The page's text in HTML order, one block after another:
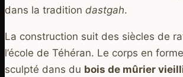
dans la tradition dastgah.
La construction suit des siècles de
l’école de Téhéran. Le corps en
sculpté dans du bois de mûrier